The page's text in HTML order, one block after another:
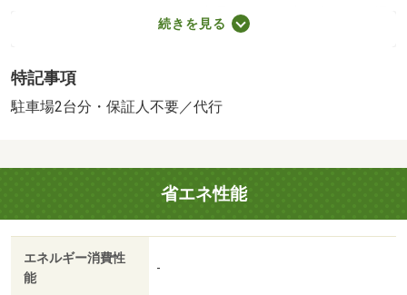
１％＋８００円／月（その他商品あり）／駐２台可／［退
去時費用 退去費用実費精算※故意・過失等別途実費］ル
みます。町会費３００円／月 保証会社：株式会社イン
トラスト／バストイレ別／バルコニー／エアコン／クロゼ
脱衣所／洗面所独立／洗面化粧台／２口コンロ／駐輪場／
即入居可／敷金不要／ＩＨクッキングヒーター／照明付／
全居室洋室／灯油暖房／保証人不要／駐車２台可／ＬＤＫ
１５畳以上／物置／ネット使用料不要／融雪機／敷地内ご
み置き場／駐車並列２台／ＬＤＫ１２畳以上／全居室６畳
以上／室内物干機／ＢＳ／保証会社利用可／ＩＴ重説 対
続きを見る
特記事項
駐車場2台分・保証人不要／代行
省エネ性能
エネルギー消費性
能
-